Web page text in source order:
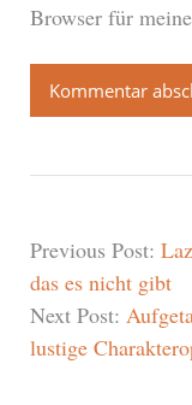
Browser für
Previous Post:
das es nicht gibt
Next Post:
lustige